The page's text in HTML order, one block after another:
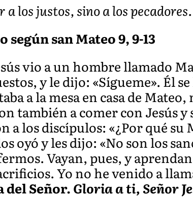
a los justos, sino a los pecadores.
según san Mateo 9, 9-13
vio a un hombre llamado
y le dijo: «Sígueme». Él
a la mesa en casa de
también a comer con Jesús
a los discípulos: «¿Por qué su
oyó y les dijo: «No son los
Vayan, pues, y
Yo no he venido a
del Señor.Gloria a ti, Señor